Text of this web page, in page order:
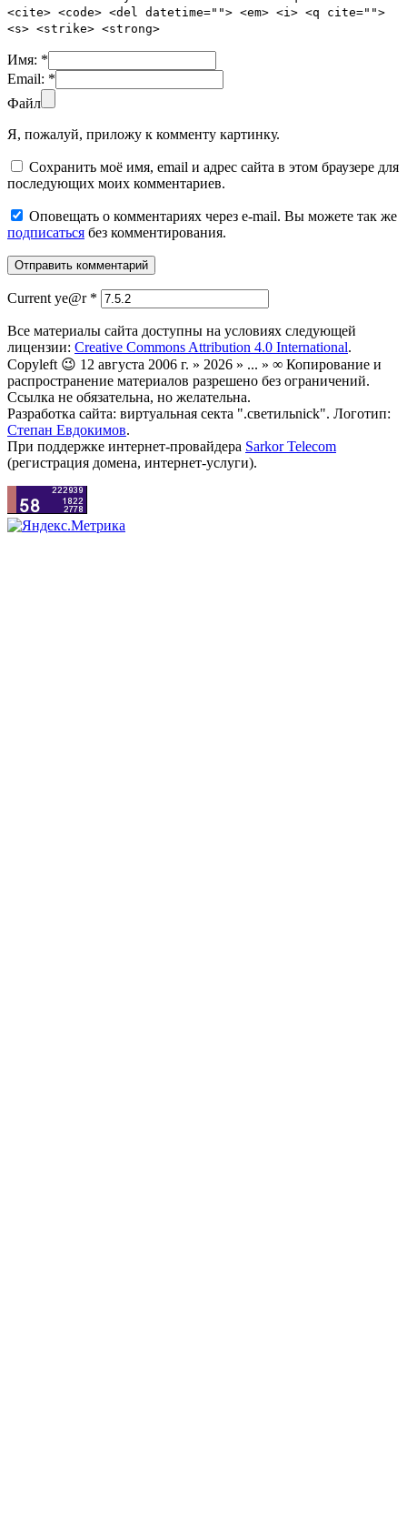
<cite> <code> <del datetime=""> <em> <i> <q cite="">
<s> <strike> <strong>
Имя: *
Email: *
Файл
Я, пожалуй, приложу к комменту картинку.
Сохранить моё имя, email и адрес сайта в этом браузере для
последующих моих комментариев.
Оповещать о комментариях через e-mail. Вы можете так же
подписаться без комментирования.
Current ye@r *
Все материалы сайта доступны на условиях следующей
лицензии: Creative Commons Attribution 4.0 International.
Copyleft 😉 12 августа 2006 г. » 2026 » ... » ∞ Копирование и
распространение материалов разрешено без ограничений.
Ссылка не обязательна, но желательна.
Разработка сайта: виртуальная секта ".светильnick". Логотип:
Степан Евдокимов.
При поддержке интернет-провайдера Sarkor Telecom
(регистрация домена, интернет-услуги).